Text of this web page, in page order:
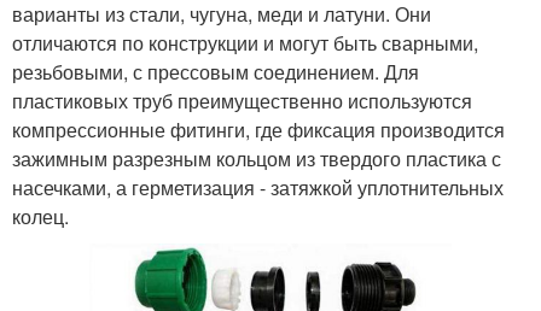
варианты из стали, чугуна, меди и латуни. Они
отличаются по конструкции и могут быть сварными,
резьбовыми, с прессовым соединением. Для
пластиковых труб преимущественно используются
компрессионные фитинги, где фиксация производится
зажимным разрезным кольцом из твердого пластика с
насечками, а герметизация - затяжкой уплотнительных
колец.